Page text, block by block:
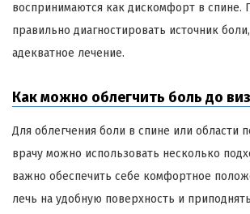
воспринимаются как дискомфорт в спине.
правильно диагностировать источник
адекватное лечение.
Как можно облегчить боль до
Для облегчения боли в спине или области
врачу можно использовать несколько
важно обеспечить себе комфортное
лечь на удобную поверхность и